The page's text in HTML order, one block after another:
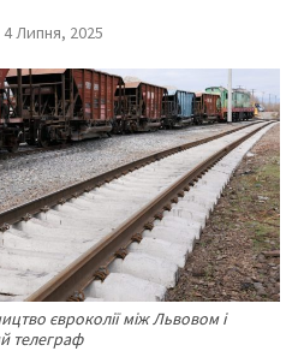
4 Липня, 2025
євроколії між Львовом і
телеграф